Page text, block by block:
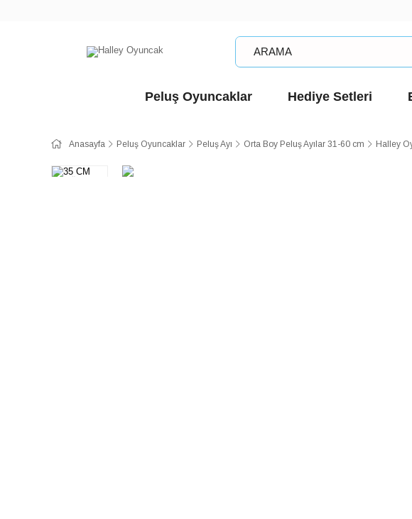
Peluş Oyuncaklar Hediye Setleri
Anasayfa Peluş Oyuncaklar Peluş Ayı Orta Boy Peluş Ayılar 31-60 cm Halley